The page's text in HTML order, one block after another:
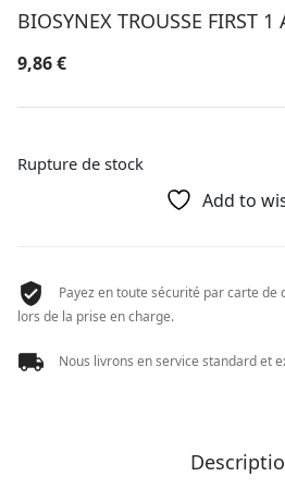
BIOSYNEX TROUSSE FIRST 1
9,86€
Rupture de stock
Add to
Payez en toute sécurité par carte de
lors de la prise en charge.
Nous livrons en service standard et